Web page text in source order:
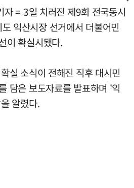
자 = 3일 치러진 제9회 전국동시
익산시장 선거에서 더불어민
이 확실시됐다.
실 소식이 전해진 직후 대시민
담은 보도자료를 발표하며 '익
알렸다.